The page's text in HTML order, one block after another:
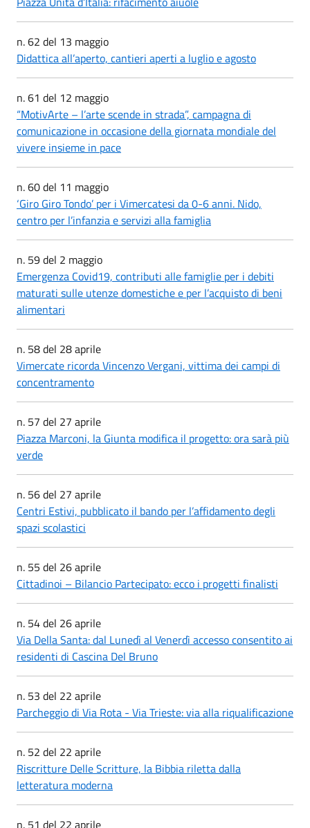
n. 62 del 13 maggio
Didattica all’aperto, cantieri aperti a luglio e agosto
n. 61 del 12 maggio
“MotivArte – l’arte scende in strada”, campagna di
comunicazione in occasione della giornata mondiale del
vivere insieme in pace
n. 60 del 11 maggio
‘Giro Giro Tondo’ per i Vimercatesi da 0-6 anni. Nido,
centro per l’infanzia e servizi alla famiglia
n. 59 del 2 maggio
Emergenza Covid19, contributi alle famiglie per i debiti
maturati sulle utenze domestiche e per l’acquisto di beni
alimentari
n. 58 del 28 aprile
Vimercate ricorda Vincenzo Vergani, vittima dei campi di
concentramento
n. 57 del 27 aprile
Piazza Marconi, la Giunta modifica il progetto: ora sarà più
verde
n. 56 del 27 aprile
Centri Estivi, pubblicato il bando per l’affidamento degli
spazi scolastici
n. 55 del 26 aprile
Cittadinoi – Bilancio Partecipato: ecco i progetti finalisti
n. 54 del 26 aprile
Via Della Santa: dal Lunedì al Venerdì accesso consentito ai
residenti di Cascina Del Bruno
n. 53 del 22 aprile
Parcheggio di Via Rota - Via Trieste: via alla riqualificazione
n. 52 del 22 aprile
Riscritture Delle Scritture, la Bibbia riletta dalla
letteratura moderna
n. 51 del 22 aprile